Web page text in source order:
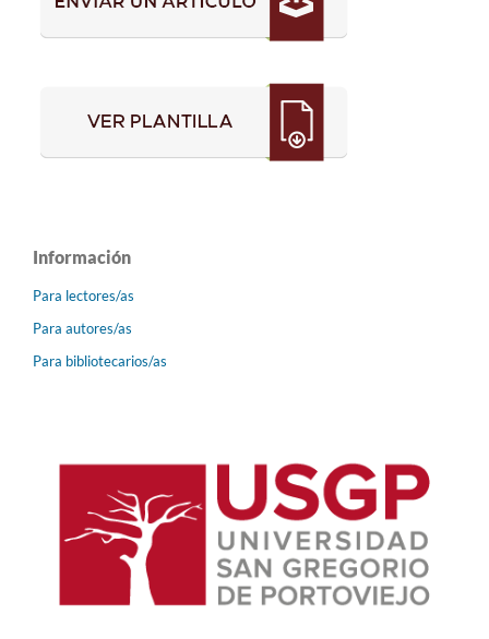
Información
Para lectores/as
Para autores/as
Para bibliotecarios/as